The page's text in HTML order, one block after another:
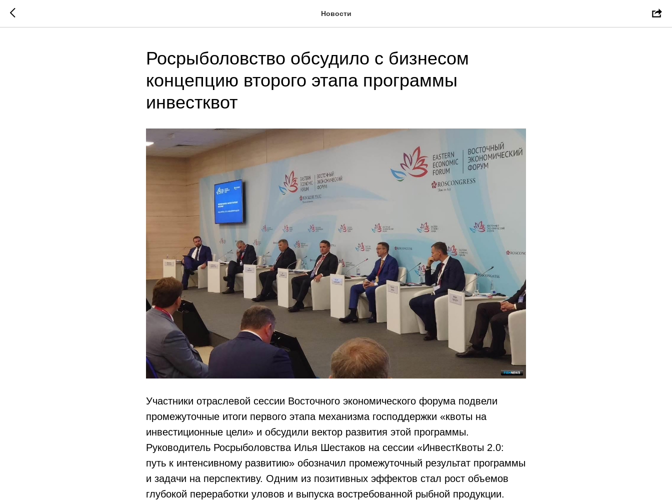
Новости
Росрыболовство обсудило с бизнесом
концепцию второго этапа программы
инвестквот
Участники отраслевой сессии Восточного экономического форума подвели
промежуточные итоги первого этапа механизма господдержки «квоты на
инвестиционные цели» и обсудили вектор развития этой программы.
Руководитель Росрыболовства Илья Шестаков на сессии «ИнвестКвоты 2.0:
путь к интенсивному развитию» обозначил промежуточный результат программы
и задачи на перспективу. Одним из позитивных эффектов стал рост объемов
глубокой переработки уловов и выпуска востребованной рыбной продукции.